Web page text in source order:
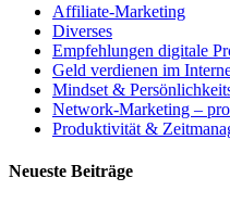
Affiliate-Marketing
Diverses
Empfehlungen digitale
Geld verdienen im
Mindset &
Network-Marketing –
Produktivität &
Neueste Beiträge